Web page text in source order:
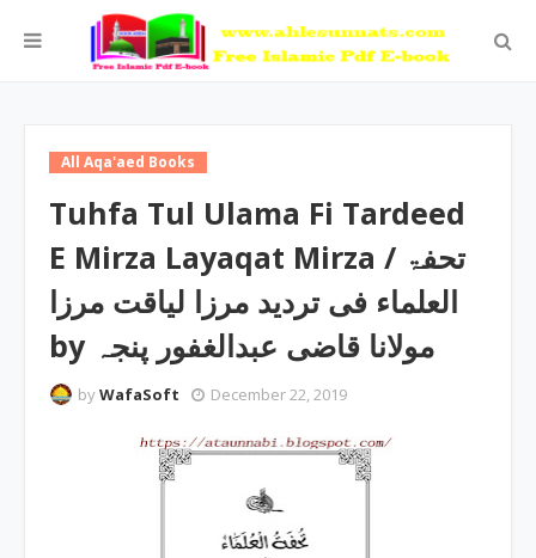
All Aqa'aed Books
Tuhfa Tul Ulama Fi Tardeed
E Mirza Layaqat Mirza / تحفۃ
العلماء فی تردید مرزا لیاقت مرزا
by مولانا قاضی عبدالغفور پنجہ
byWafaSoft December 22, 2019